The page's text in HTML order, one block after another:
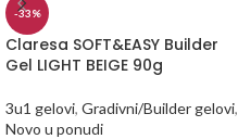
-33%
Claresa SOFT&EASY Builder
Gel LIGHT BEIGE 90g
3u1 gelovi, Gradivni/Builder gelovi,
Novo u ponudi